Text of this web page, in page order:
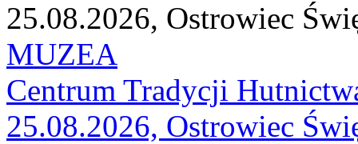
25.08.2026, Ostrowiec
MUZEA
Centrum Tradycji
25.08.2026, Ostrowiec